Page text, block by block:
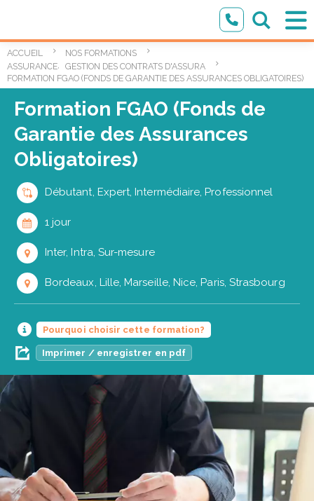
ACCUEIL
NOS FORMATIONS
ASSURANCE, GESTION DES CONTRATS D'ASSURANCE AUTOMOBILE
FORMATION FGAO (FONDS DE GARANTIE DES ASSURANCES OBLIGATOIRES)
Formation FGAO (Fonds de
Garantie des Assurances
Obligatoires)
Débutant, Expert, Intermédiaire, Professionnel
1 jour
Inter, Intra, Sur-mesure
Bordeaux, Lille, Marseille, Nice, Paris, Strasbourg
Pourquoi choisir cette formation?
Imprimer / enregistrer en pdf